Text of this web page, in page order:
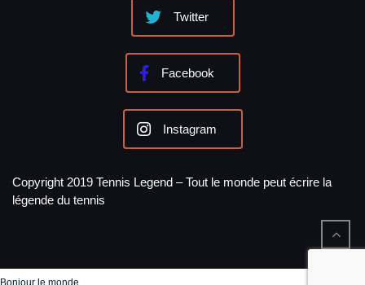
Twitter
Facebook
Instagram
Copyright 2019 Tennis Legend – Tout le monde peut écrire la
légende du tennis
Bonjour le monde